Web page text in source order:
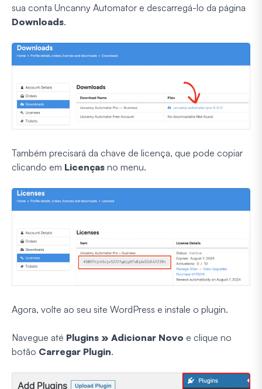
sua conta Uncanny Automator e descarregá-lo da página
Downloads.
Também precisará da chave de licença, que pode copiar
clicando em Licenças no menu.
Agora, volte ao seu site WordPress e instale o plugin.
Navegue até Plugins » Adicionar Novo e clique no
botão Carregar Plugin.